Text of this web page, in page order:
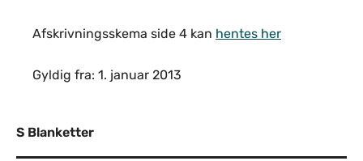
Afskrivningsskema side 4 kan hentes her
Gyldig fra: 1. januar 2013
S Blanketter